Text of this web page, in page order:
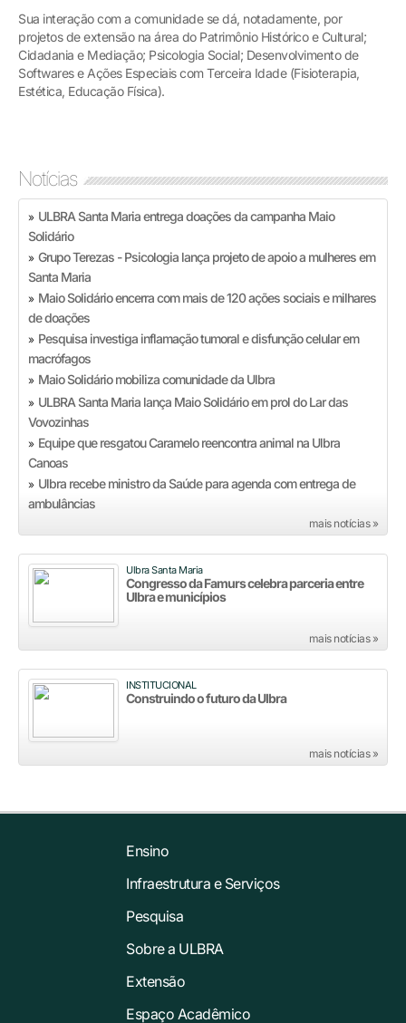
Sua interação com a comunidade se dá, notadamente, por
projetos de extensão na área do Patrimônio Histórico e Cultural;
Cidadania e Mediação; Psicologia Social; Desenvolvimento de
Softwares e Ações Especiais com Terceira Idade (Fisioterapia,
Estética, Educação Física).
Notícias
» ULBRA Santa Maria entrega doações da campanha Maio
Solidário
» Grupo Terezas - Psicologia lança projeto de apoio a mulheres em
Santa Maria
» Maio Solidário encerra com mais de 120 ações sociais e milhares
de doações
» Pesquisa investiga inflamação tumoral e disfunção celular em
macrófagos
» Maio Solidário mobiliza comunidade da Ulbra
» ULBRA Santa Maria lança Maio Solidário em prol do Lar das
Vovozinhas
» Equipe que resgatou Caramelo reencontra animal na Ulbra
Canoas
» Ulbra recebe ministro da Saúde para agenda com entrega de
ambulâncias
mais notícias »
Ulbra Santa Maria
Congresso da Famurs celebra parceria entre
Ulbra e municípios
mais notícias »
INSTITUCIONAL
Construindo o futuro da Ulbra
mais notícias »
Ensino
Infraestrutura e Serviços
Pesquisa
Sobre a ULBRA
Extensão
Espaço Acadêmico